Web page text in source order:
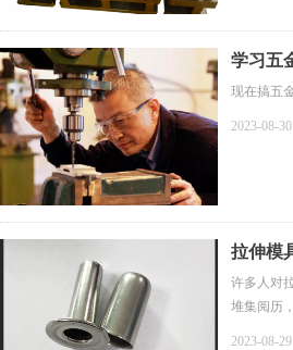
学习五
现在搞五
2023-08-30
拉伸模
许多人对
堆集阅历
2023-08-29